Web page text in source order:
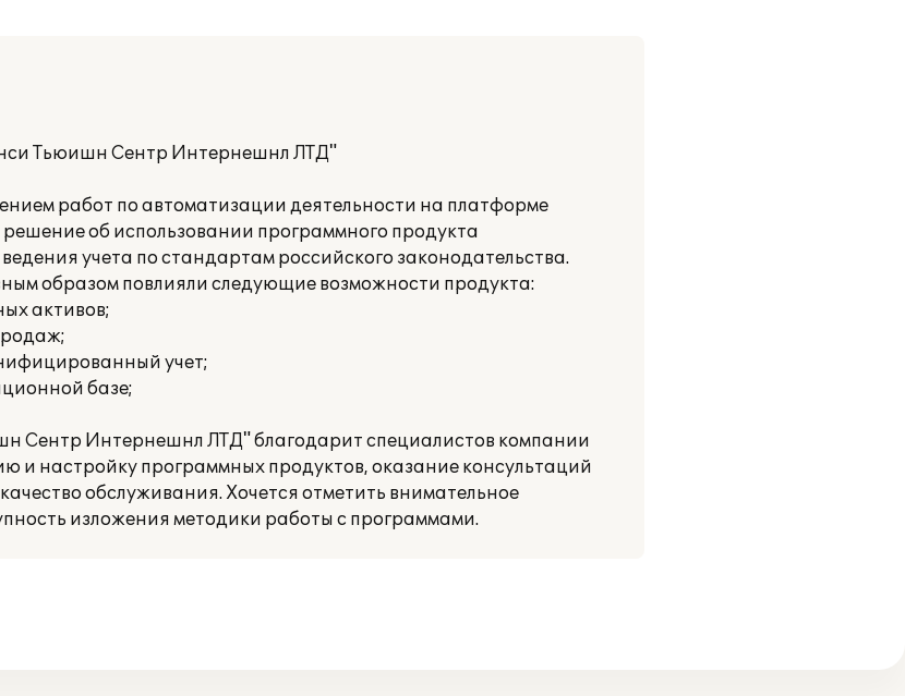
Тьюишн Сентр Интернешнл ЛТД"
работ по автоматизации деятельности на платформе
об использовании программного продукта
учета по стандартам российского законодательства.
образом повлияли следующие возможности продукта:
активов;
учет;
базе;
Сентр Интернешнл ЛТД" благодарит специалистов компании
и настройку программных продуктов, оказание консультаций
обслуживания. Хочется отметить внимательное
изложения методики работы с программами.